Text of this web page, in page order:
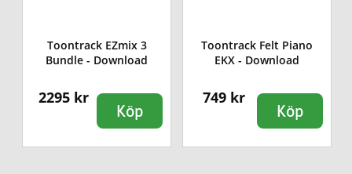
Toontrack EZmix 3
Bundle - Download
2295 kr
Köp
Toontrack Felt Piano
EKX - Download
749 kr
Köp